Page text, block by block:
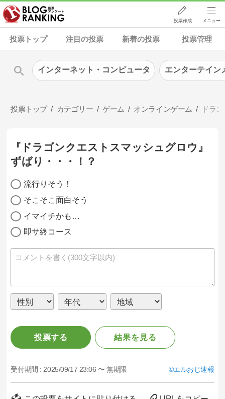
投票作成 メニュー
投票トップ 注目の投票 新着の投票 投票管理
投票トップ カテゴリー ゲーム オンラインゲーム ドラ
『ドラゴンクエストスマッシュグロウ』
ずばり・・・！？
流行りそう！
そこそこ面白そう
イマイチかも…
即サ終コース
投票する 結果を見る
受付期間 : 2025/09/17 23:06 〜 無期限 エルおじ速報
インターネット・コンピュータ エンターテイン